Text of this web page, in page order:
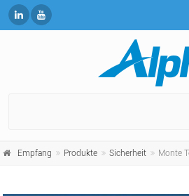
Empfang Produkte Sicherheit Monte